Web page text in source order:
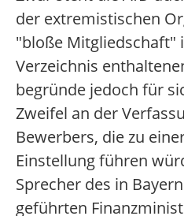
der extremistischen
"bloße Mitgliedschaft"
Verzeichnis
begründe jedoch für
Zweifel an der
Bewerbers, die zu
Einstellung führen
Sprecher des in
geführten